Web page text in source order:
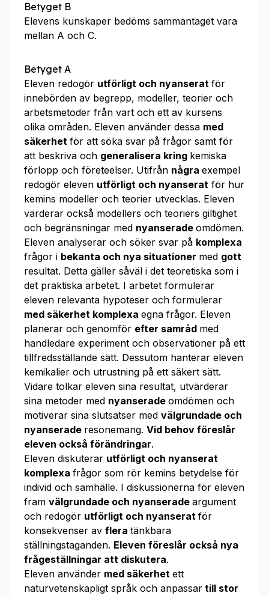
Betyget B
Elevens kunskaper bedöms sammantaget vara
mellan A och C.
Betyget A
Eleven redogör utförligt och nyanserat för
innebörden av begrepp, modeller, teorier och
arbetsmetoder från vart och ett av kursens
olika områden. Eleven använder dessa med
säkerhet för att söka svar på frågor samt för
att beskriva och generalisera kring kemiska
förlopp och företeelser. Utifrån några exempel
redogör eleven utförligt och nyanserat för hur
kemins modeller och teorier utvecklas. Eleven
värderar också modellers och teoriers giltighet
och begränsningar med nyanserade omdömen.
Eleven analyserar och söker svar på komplexa
frågor i bekanta och nya situationer med gott
resultat. Detta gäller såväl i det teoretiska som i
det praktiska arbetet. I arbetet formulerar
eleven relevanta hypoteser och formulerar
med säkerhet komplexa egna frågor. Eleven
planerar och genomför efter samråd med
handledare experiment och observationer på ett
tillfredsställande sätt. Dessutom hanterar eleven
kemikalier och utrustning på ett säkert sätt.
Vidare tolkar eleven sina resultat, utvärderar
sina metoder med nyanserade omdömen och
motiverar sina slutsatser med välgrundade och
nyanserade resonemang. Vid behov föreslår
eleven också förändringar.
Eleven diskuterar utförligt och nyanserat
komplexa frågor som rör kemins betydelse för
individ och samhälle. I diskussionerna för eleven
fram välgrundade och nyanserade argument
och redogör utförligt och nyanserat för
konsekvenser av flera tänkbara
ställningstaganden. Eleven föreslår också nya
frågeställningar att diskutera.
Eleven använder med säkerhet ett
naturvetenskapligt språk och anpassar till stor